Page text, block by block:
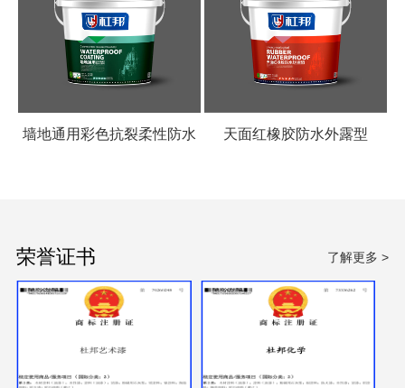
墙地通用彩色抗裂柔性防水 天面红橡胶防水外露型
荣誉证书 了解更多 >